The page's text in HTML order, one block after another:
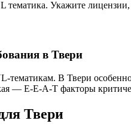
Укажите лицензии,
в Твери
тематикам. В Твери
— E-E-A-T факторы
Твери